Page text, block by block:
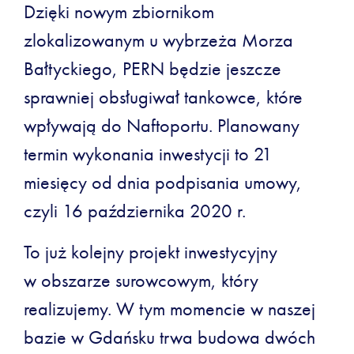
Dzięki nowym zbiornikom
zlokalizowanym u wybrzeża Morza
Bałtyckiego, PERN będzie jeszcze
sprawniej obsługiwał tankowce, które
wpływają do Naftoportu. Planowany
termin wykonania inwestycji to 21
miesięcy od dnia podpisania umowy,
czyli 16 października 2020 r.
To już kolejny projekt inwestycyjny
w obszarze surowcowym, który
realizujemy. W tym momencie w naszej
bazie w Gdańsku trwa budowa dwóch